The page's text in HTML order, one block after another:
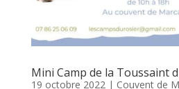
Mini Camp de la Toussaint
19 octobre 2022| Couvent de